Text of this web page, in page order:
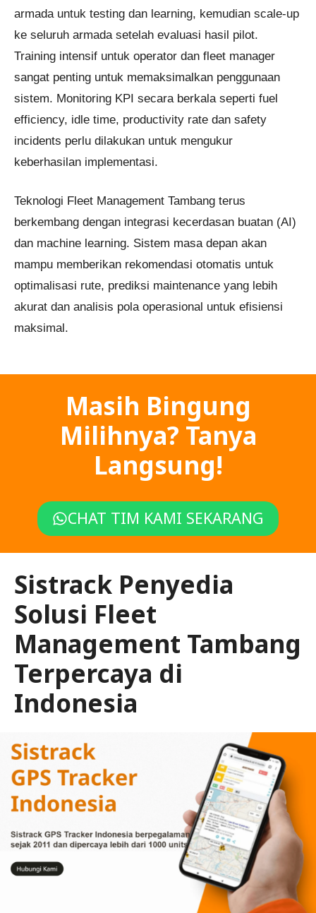
armada untuk testing dan learning, kemudian scale-up
ke seluruh armada setelah evaluasi hasil pilot.
Training intensif untuk operator dan fleet manager
sangat penting untuk memaksimalkan penggunaan
sistem. Monitoring KPI secara berkala seperti fuel
efficiency, idle time, productivity rate dan safety
incidents perlu dilakukan untuk mengukur
keberhasilan implementasi.
Teknologi Fleet Management Tambang terus
berkembang dengan integrasi kecerdasan buatan (AI)
dan machine learning. Sistem masa depan akan
mampu memberikan rekomendasi otomatis untuk
optimalisasi rute, prediksi maintenance yang lebih
akurat dan analisis pola operasional untuk efisiensi
maksimal.
Masih Bingung
Milihnya? Tanya
Langsung!
CHAT TIM KAMI SEKARANG
Sistrack Penyedia
Solusi Fleet
Management Tambang
Terpercaya di
Indonesia